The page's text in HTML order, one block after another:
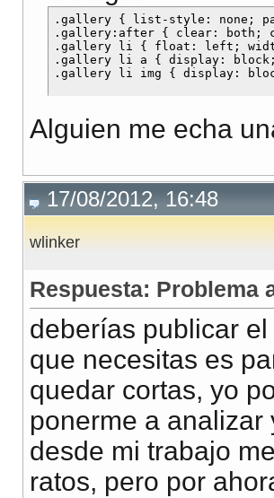
.gallery { list-style: none;
.gallery:after { clear: both;
.gallery li { float: left; width:
.gallery li a { display: block;
Alguien me echa
17/08/2012, 16:48
wlinker
Respuesta: Problema
deberías publicar
que necesitas es
quedar cortas, yo
ponerme a
desde mi trabajo
ratos, pero por